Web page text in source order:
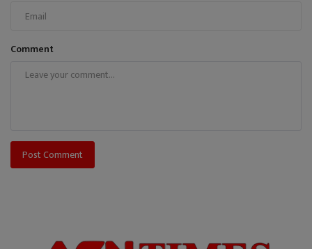
Comment
Post Comment